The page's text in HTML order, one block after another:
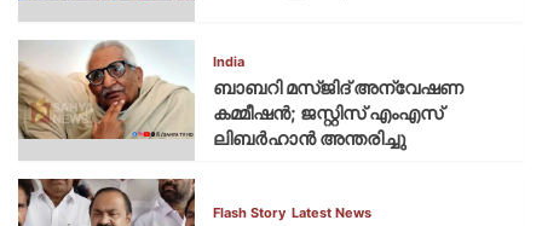
India
ബാബറി മസ്ജിദ് അന്വേഷണ
കമ്മീഷന്‍; ജസ്റ്റിസ് എംഎസ്
ലിബര്‍ഹാന്‍ അന്തരിച്ചു
Flash Story Latest News